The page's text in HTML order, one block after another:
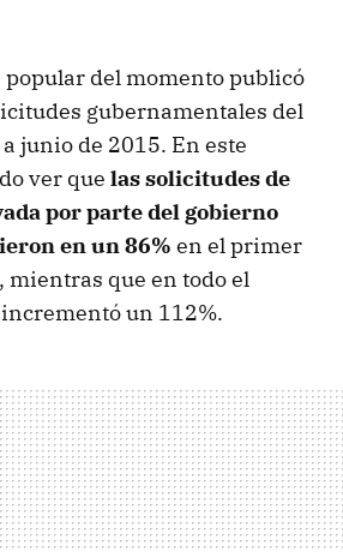
popular del momento publicó
gubernamentales del
junio de 2015. En este
ver que las solicitudes de
por parte del gobierno
en un 86% en el primer
que en todo el
un 112%.